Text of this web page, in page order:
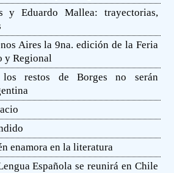
y Eduardo Mallea: trayectorias,
Aires la 9na. edición de la Feria
y Regional
restos de Borges no serán
enamora en la literatura
Española se reunirá en Chile